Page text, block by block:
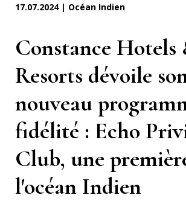
17.07.2024 | Océan Indien
Constance Hotels
Resorts dévoile
nouveau
fidélité : Echo
Club, une
l'océan Indien